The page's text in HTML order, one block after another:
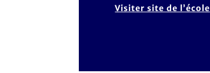
Visiter site de l’école